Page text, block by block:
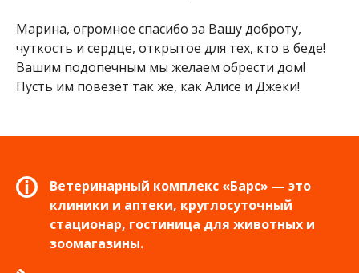
Марина, огромное спасибо за Вашу доброту,
чуткость и сердце, открытое для тех, кто в беде!
Вашим подопечным мы желаем обрести дом!
Пусть им повезет так же, как Алисе и Джеки!
Ветеринарный комплекс «Барс» — это
клиники и аптеки, круглосуточный
стационар, гостиница для животных и
зоомагазины.